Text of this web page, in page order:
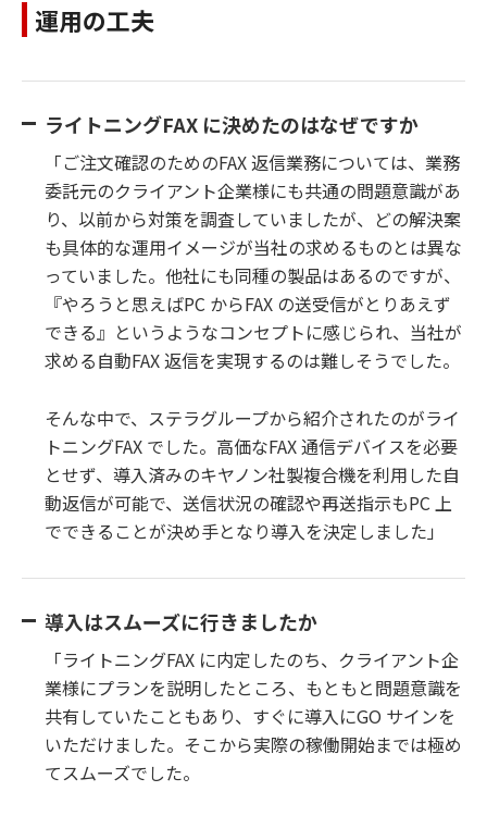
運用の工夫
ライトニングFAX に決めたのはなぜですか
「ご注文確認のためのFAX 返信業務については、業務
委託元のクライアント企業様にも共通の問題意識があ
り、以前から対策を調査していましたが、どの解決案
も具体的な運用イメージが当社の求めるものとは異な
っていました。他社にも同種の製品はあるのですが、
『やろうと思えばPC からFAX の送受信がとりあえず
できる』というようなコンセプトに感じられ、当社が
求める自動FAX 返信を実現するのは難しそうでした。
そんな中で、ステラグループから紹介されたのがライ
トニングFAX でした。高価なFAX 通信デバイスを必要
とせず、導入済みのキヤノン社製複合機を利用した自
動返信が可能で、送信状況の確認や再送指示もPC 上
でできることが決め手となり導入を決定しました」
導入はスムーズに行きましたか
「ライトニングFAX に内定したのち、クライアント企
業様にプランを説明したところ、もともと問題意識を
共有していたこともあり、すぐに導入にGO サインを
いただけました。そこから実際の稼働開始までは極め
てスムーズでした。